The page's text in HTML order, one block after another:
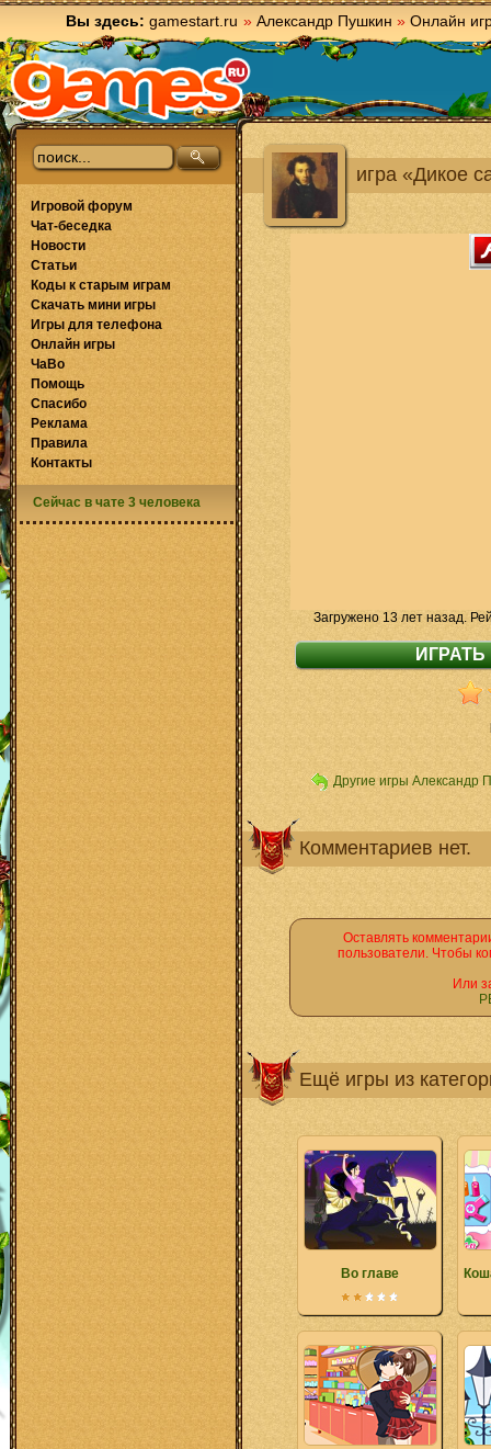
Вы здесь: gamestart.ru » Александр Пушкин » Онлайн
игра «Дикое
Загружено 13 лет назад.
Другие игры Александр
Комментариев нет.
Оставлять
пользователи. Чтобы
Или
Ещё игры из
Во главе
Игровой форум
Чат-беседка
Новости
Статьи
Коды к старым играм
Скачать мини игры
Игры для телефона
Онлайн игры
ЧаВо
Помощь
Спасибо
Реклама
Правила
Контакты
Сейчас в чате 3 человека